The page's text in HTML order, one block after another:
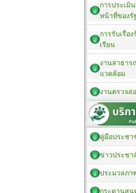
การประเมิ
หน้าที่ของรั
การรับเรื่อ
เรียน
งานสาธา
แวดล้อม
งานตรวจส
คู่มือประช
ข่าวประชา
ประมวลภา
กระดานสน